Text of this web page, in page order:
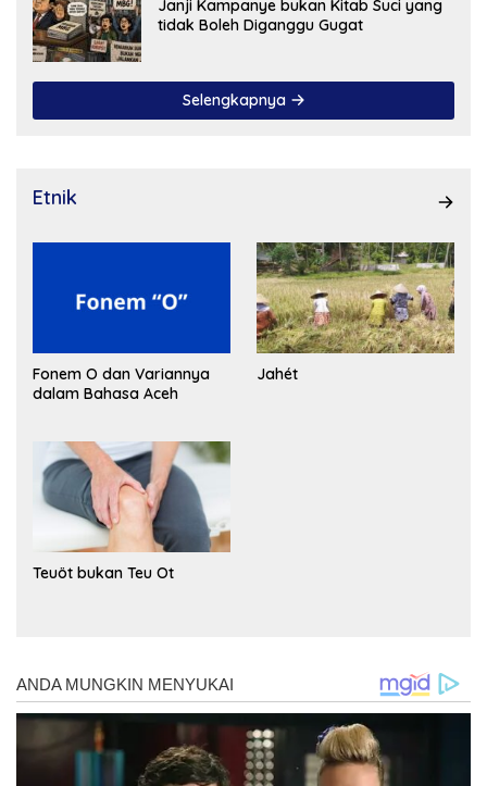
Janji Kampanye bukan Kitab Suci yang
tidak Boleh Diganggu Gugat
Selengkapnya
Etnik
Fonem O dan Variannya
dalam Bahasa Aceh
Jahét
Teuöt bukan Teu Ot